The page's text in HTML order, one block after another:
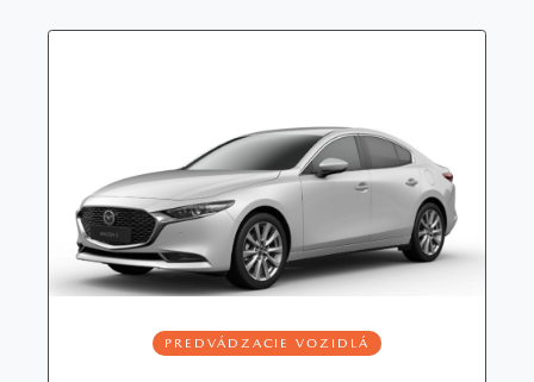
PREDVÁDZACIE VOZIDLÁ